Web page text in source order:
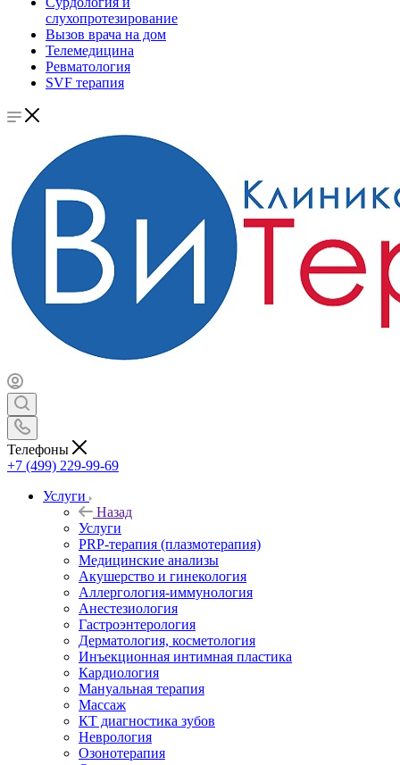
слухопротезирование
Вызов врача на дом
Телемедицина
Ревматология
SVF терапия
Телефоны
+7 (499) 229-99-69
Услуги
Назад
Услуги
PRP-терапия (плазмотерапия)
Медицинские анализы
Акушерство и гинекология
Аллергология-иммунология
Анестезиология
Гастроэнтерология
Дерматология, косметология
Инъекционная интимная пластика
Кардиология
Мануальная терапия
Массаж
КТ диагностика зубов
Неврология
Озонотерапия